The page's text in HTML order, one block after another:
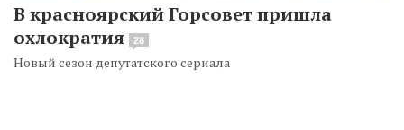
В красноярский Горсовет пришла
охлократия
28
Новый сезон депутатского сериала